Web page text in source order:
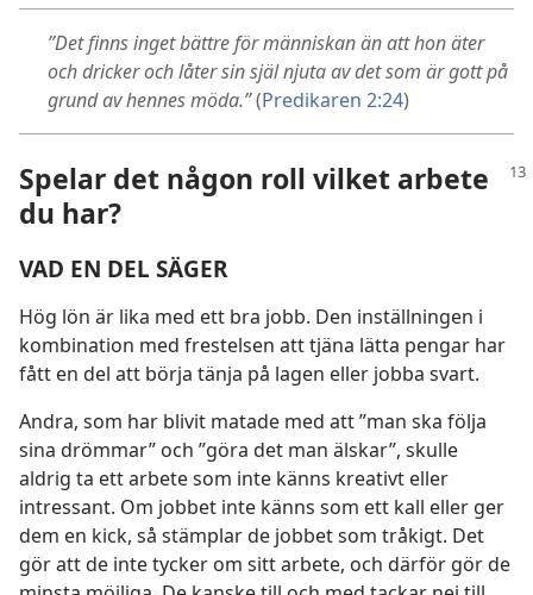
”Det finns inget bättre för människan än att hon äter
och dricker och låter sin själ njuta av det som är gott på
grund av hennes möda.”(Predikaren 2:24)
Spelar det någon roll vilket arbete
du har?
VAD EN DEL SÄGER
Hög lön är lika med ett bra jobb. Den inställningen i
kombination med frestelsen att tjäna lätta pengar har
fått en del att börja tänja på lagen eller jobba svart.
Andra, som har blivit matade med att ”man ska följa
sina drömmar” och ”göra det man älskar”, skulle
aldrig ta ett arbete som inte känns kreativt eller
intressant. Om jobbet inte känns som ett kall eller ger
dem en kick, så stämplar de jobbet som tråkigt. Det
gör att de inte tycker om sitt arbete, och därför gör de